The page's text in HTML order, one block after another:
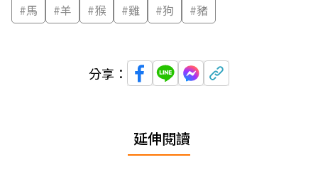
#馬 #羊 #猴 #雞 #狗 #豬
分享：
延伸閱讀